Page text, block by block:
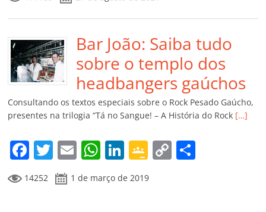
c
e
b
o
o
k
itt
er
ai
l
at
s
A
p
p
k
e
dI
n
o
gl
e
Cl
a
ss
ro
o
m
y
Li
n
k
p
ar
til
h
ar
Bar João: Saiba tudo
sobre o templo dos
headbangers gaúchos
Consultando os textos especiais sobre o Rock Pesado Gaúcho,
presentes na trilogia “Tá no Sangue! – A História do Rock […]
F
a
c
T
w
itt
E
m
ai
W
at
Li
n
k
G
o
o
C
14252 1 de março de 2019